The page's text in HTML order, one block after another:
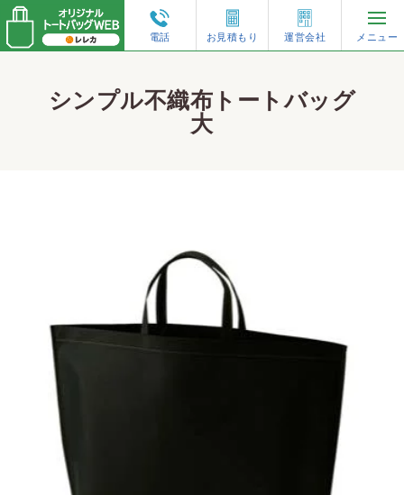
電話 お見積もり 運営会社 メニュー
トートバッグのオーダーガイド
特集コンテンツ
ご利用案内
お見積もり
シンプル不織布トートバッグ
大